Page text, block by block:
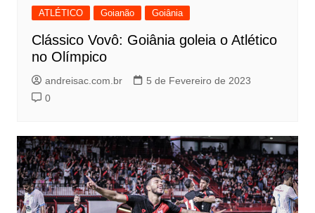
ATLÉTICO Goianão Goiânia
Clássico Vovô: Goiânia goleia o Atlético
no Olímpico
andreisac.com.br
5 de Fevereiro de 2023
0